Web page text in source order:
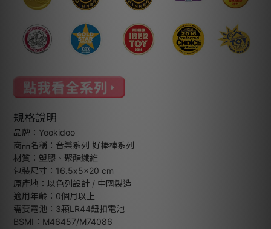
規格說明
品牌：Yookidoo
商品名稱：音樂系列 好棒棒系列
材質：塑膠、聚酯纖維
包裝尺寸：16.5x5x20 cm
原產地：以色列設計 / 中國製造
適用年齡：0個月以上
需要電池：3顆LR44鈕扣電池
BSMI：M46457/M74086